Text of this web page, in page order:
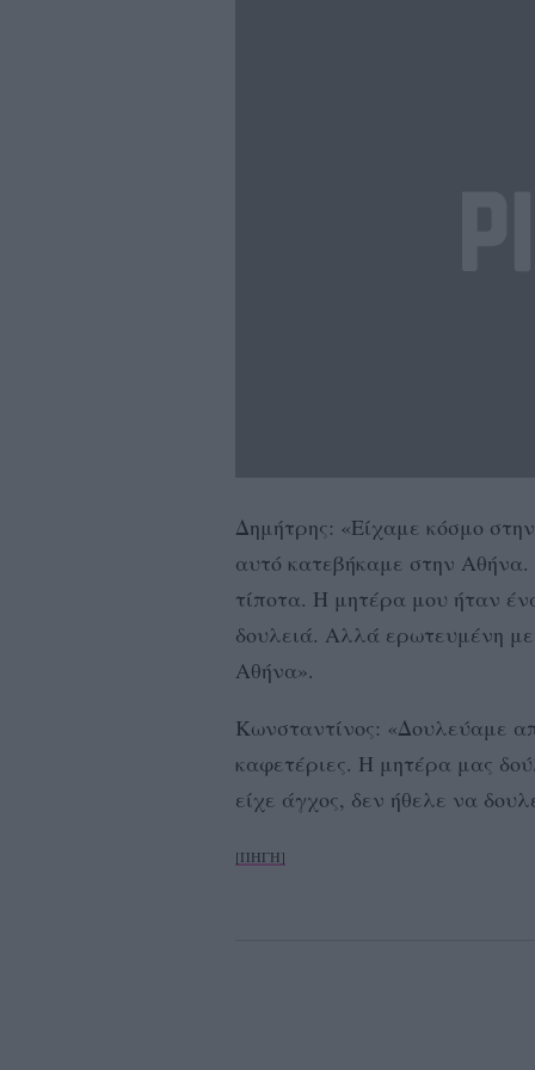
Δημήτρης: «Είχαμε κόσμο
αυτό κατεβήκαμε στην
τίποτα. Η μητέρα μου ήταν
δουλειά. Αλλά ερωτευμένη
Αθήνα».
Κωνσταντίνος: «Δουλεύαμε
καφετέριες. Η μητέρα μας
είχε άγχος, δεν ήθελε να
[ΠΗΓΗ]